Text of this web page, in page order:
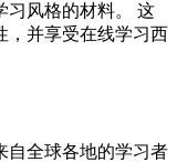
习风格的材料。 这
，并享受在线学习西
自全球各地的学习者